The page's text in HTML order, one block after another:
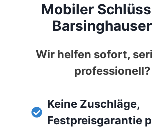
Mobiler
Wir helfen sofort,
professionell?
Keine Zuschläge,
Festpreisgarantie